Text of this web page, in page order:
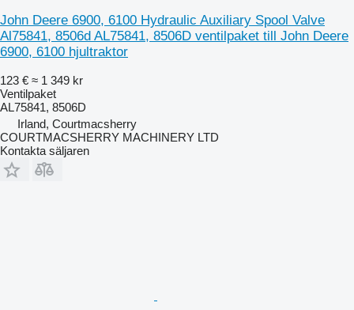
John Deere 6900, 6100 Hydraulic Auxiliary Spool Valve
Al75841, 8506d AL75841, 8506D ventilpaket till John Deere
6900, 6100 hjultraktor
123 € ≈ 1 349 kr
Ventilpaket
AL75841, 8506D
Irland, Courtmacsherry
COURTMACSHERRY MACHINERY LTD
Kontakta säljaren